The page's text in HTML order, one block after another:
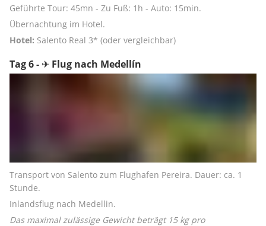
Geführte Tour: 45mn - Zu Fuß: 1h - Auto: 15min.
Übernachtung im Hotel.
Hotel: Salento Real 3* (oder vergleichbar)
Tag 6 - ✈ Flug nach Medellín
Transport von Salento zum Flughafen Pereira. Dauer: ca. 1
Stunde.
Inlandsflug nach Medellin.
Das maximal zulässige Gewicht beträgt 15 kg pro